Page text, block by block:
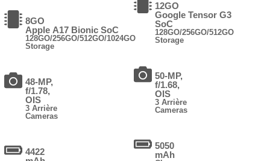
8GO
Apple A17 Bionic SoC
128GO/256GO/512GO/1024GO
Storage
48-MP,
f/1.78,
OIS
3 Arrière
Cameras
4422
12GO
Google Tensor G3
SoC
128GO/256GO/512GO
Storage
50-MP,
f/1.68,
OIS
3 Arrière
Cameras
5050
mAh